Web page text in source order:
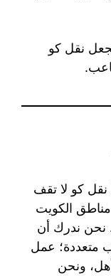
نقل كو
نقل كو لا تقف
الكويت
نحن ندرك أن
متعددة؛ عمل
ونحن